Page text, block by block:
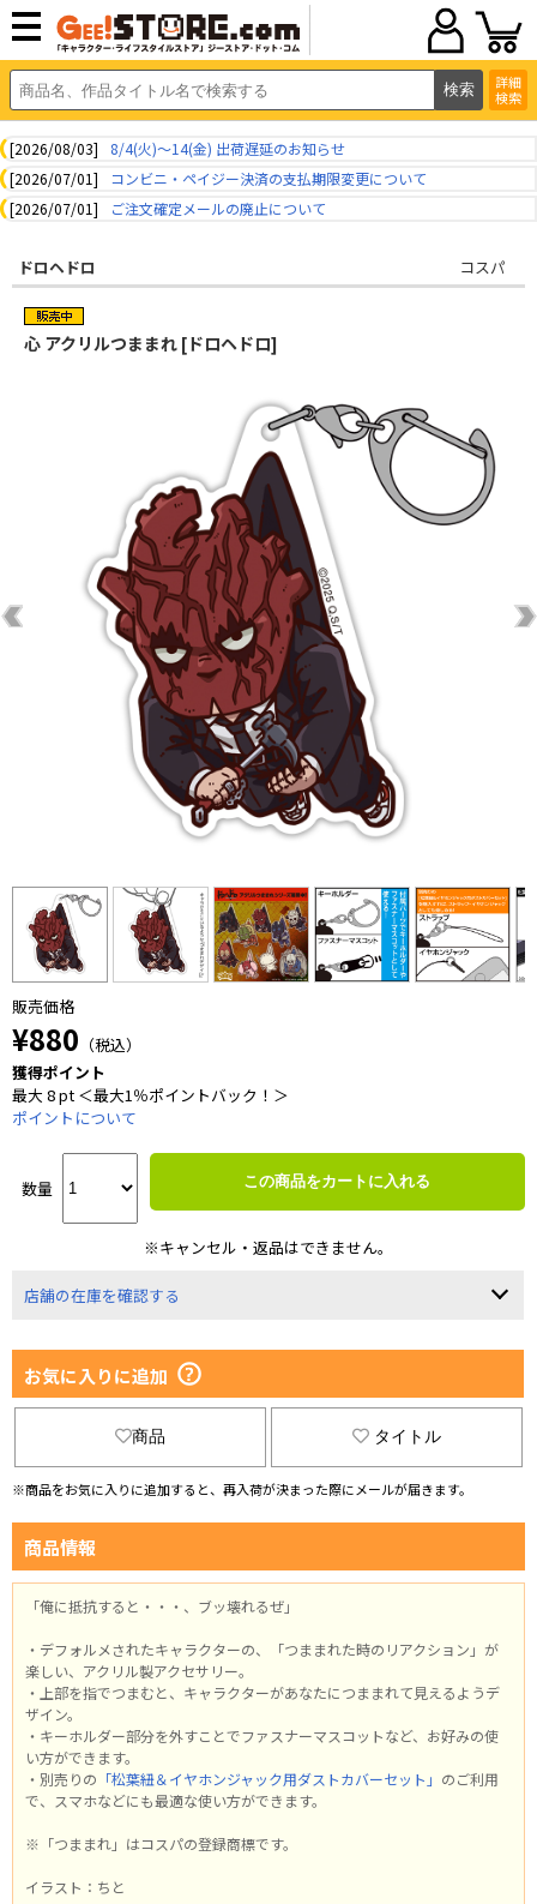
詳細
検索
[2026/08/03]
8/4(火)～14(金) 出荷遅延のお知らせ
[2026/07/01]
コンビニ・ペイジー決済の支払期限変更について
[2026/07/01]
ご注文確定メールの廃止について
ドロヘドロ コスパ
心 アクリルつままれ [ドロヘドロ]
販売価格
¥880 （税込）
獲得ポイント
最大 8 pt ＜最大1％ポイントバック！＞
ポイントについて
数量 この商品をカートに入れる
※キャンセル・返品はできません。
店舗の在庫を確認する
お気に入りに追加
商品 タイトル
※商品をお気に入りに追加すると、再入荷が決まった際にメールが届きます。
商品情報
「俺に抵抗すると・・・、ブッ壊れるぜ」
・デフォルメされたキャラクターの、「つままれた時のリアクション」が
楽しい、アクリル製アクセサリー。
・上部を指でつまむと、キャラクターがあなたにつままれて見えるようデ
ザイン。
・キーホルダー部分を外すことでファスナーマスコットなど、お好みの使
い方ができます。
・別売りの 「松葉紐＆イヤホンジャック用ダストカバーセット」 のご利用
で、スマホなどにも最適な使い方ができます。
※「つままれ」はコスパの登録商標です。
イラスト：ちと